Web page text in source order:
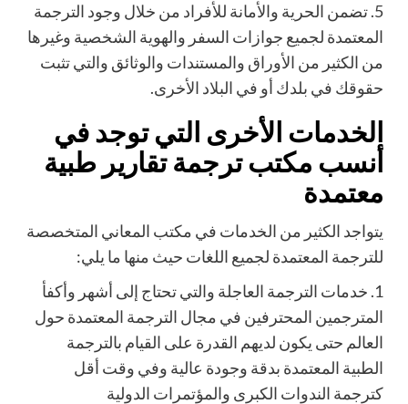
5. تضمن الحرية والأمانة للأفراد من خلال وجود الترجمة
المعتمدة لجميع جوازات السفر والهوية الشخصية وغيرها
من الكثير من الأوراق والمستندات والوثائق والتي تثبت
حقوقك في بلدك أو في البلاد الأخرى.
الخدمات الأخرى التي توجد في
أنسب مكتب ترجمة تقارير طبية
معتمدة
يتواجد الكثير من الخدمات في مكتب المعاني المتخصصة
للترجمة المعتمدة لجميع اللغات حيث منها ما يلي:
1. خدمات الترجمة العاجلة والتي تحتاج إلى أشهر وأكفأ
المترجمين المحترفين في مجال الترجمة المعتمدة حول
العالم حتى يكون لديهم القدرة على القيام بالترجمة
الطبية المعتمدة بدقة وجودة عالية وفي وقت أقل
كترجمة الندوات الكبرى والمؤتمرات الدولية